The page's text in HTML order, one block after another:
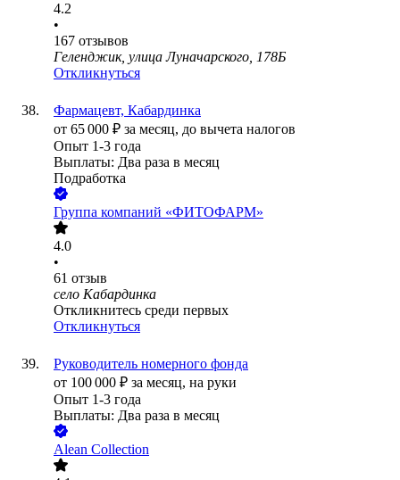
4.2
•
167 отзывов
Геленджик, улица Луначарского, 178Б
Откликнуться
Фармацевт, Кабардинка
от 65 000 ₽ за месяц, до вычета налогов
Опыт 1-3 года
Выплаты: Два раза в месяц
Подработка
Группа компаний «ФИТОФАРМ»
4.0
•
61 отзыв
село Кабардинка
Откликнитесь среди первых
Откликнуться
Руководитель номерного фонда
от 100 000 ₽ за месяц, на руки
Опыт 1-3 года
Выплаты: Два раза в месяц
Alean Collection